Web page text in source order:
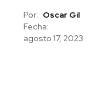
Por: Oscar Gil
Fecha:
agosto 17, 2023